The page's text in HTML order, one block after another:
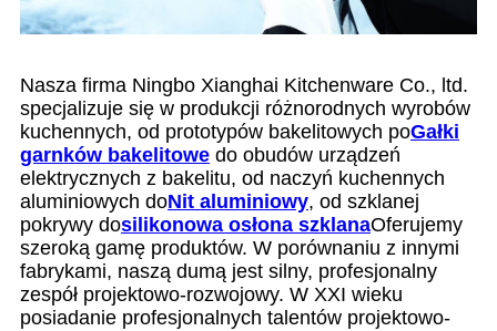
Nasza firma Ningbo Xianghai Kitchenware Co., ltd.
specjalizuje się w produkcji różnorodnych wyrobów
kuchennych, od prototypów bakelitowych poGałki
garnków bakelitowe do obudów urządzeń
elektrycznych z bakelitu, od naczyń kuchennych
aluminiowych doNit aluminiowy, od szklanej
pokrywy dosilikonowa osłona szklanaOferujemy
szeroką gamę produktów. W porównaniu z innymi
fabrykami, naszą dumą jest silny, profesjonalny
zespół projektowo-rozwojowy. W XXI wieku
posiadanie profesjonalnych talentów projektowo-